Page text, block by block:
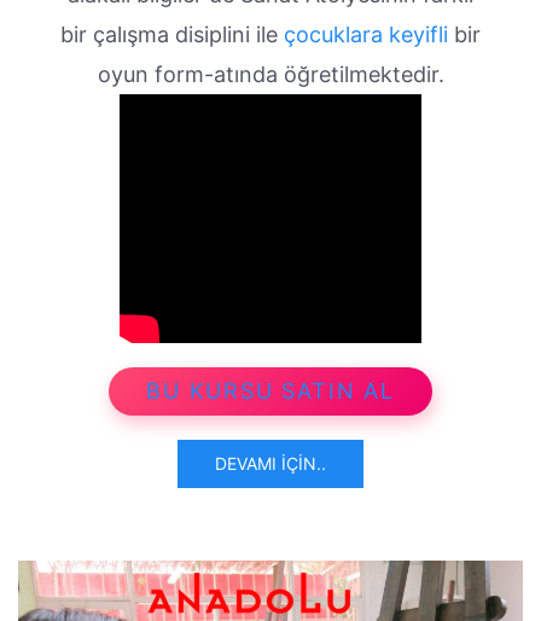
bir çalışma disiplini ile çocuklara keyifli bir
oyun form-atında öğretilmektedir.
BU KURSU SATIN AL
DEVAMI İÇIN..